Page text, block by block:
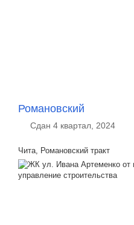
Романовский
Сдан 4 квартал, 2024
Чита, Романовский тракт